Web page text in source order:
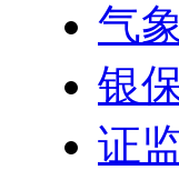
气
银
证